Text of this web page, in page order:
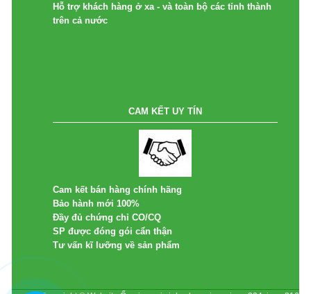
Hỗ trợ khách hàng ở xa - và toàn bộ các tỉnh thành
trên cả nước
CAM KẾT UY TÍN
Cam kết bán hàng chính hãng
Bảo hành mới 100%
Đầy đủ chứng chỉ CO/CQ
SP được đóng gói cẩn thận
Tư vấn kĩ lưỡng về sản phẩm